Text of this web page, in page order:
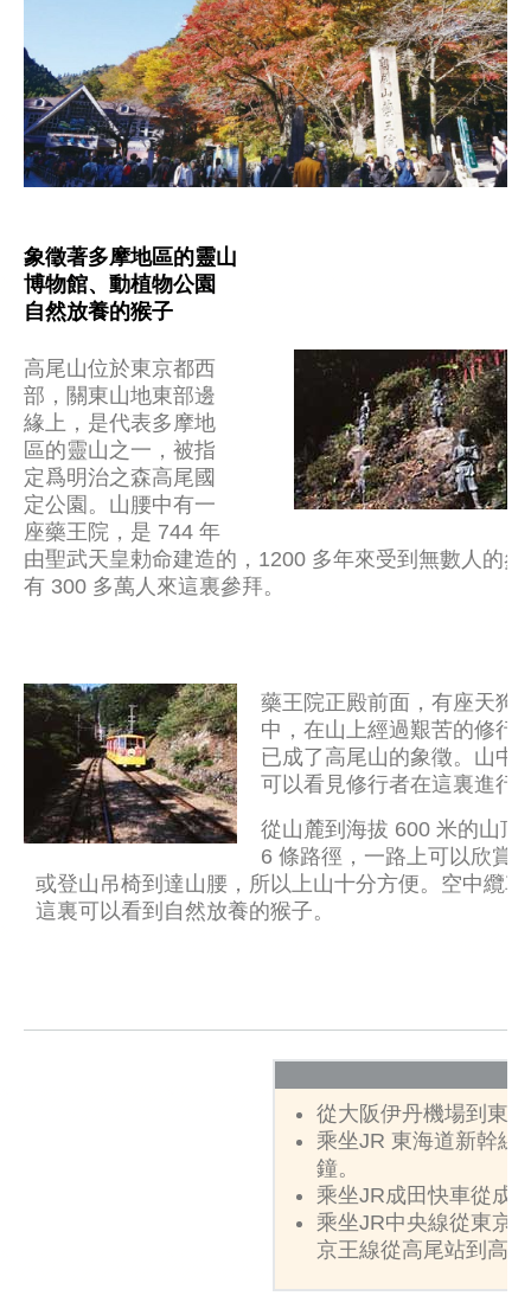
象徵著多摩地區的靈山
博物館、動植物公園
自然放養的猴子
高尾山位於東京都西
部，關東山地東部邊
緣上，是代表多摩地
區的靈山之一，被指
定爲明治之森高尾國
定公園。山腰中有一
座藥王院，是 744 年
由聖武天皇勅命建造的，1200 多年來受到無數人的
有 300 多萬人來這裏參拜。
藥王院正殿前面，有座天狗
中，在山上經過艱苦的修行
已成了高尾山的象徵。山中
可以看見修行者在這裏進行
從山麓到海拔 600 米的山頂
6 條路徑，一路上可以欣賞
或登山吊椅到達山腰，所以上山十分方便。空中纜
這裏可以看到自然放養的猴子。
從大阪伊丹機場到東
乘坐JR 東海道新幹線
鐘。
乘坐JR成田快車從成
乘坐JR中央線從東京
京王線從高尾站到高